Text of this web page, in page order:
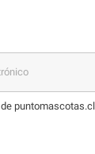
puntomascotas.cl